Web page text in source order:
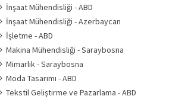
İnşaat Mühendisliği - ABD
İnşaat Mühendisliği - Azerbaycan
İşletme - ABD
Makina Mühendisliği - Saraybosna
Mimarlık - Saraybosna
Moda Tasarımı - ABD
Tekstil Geliştirme ve Pazarlama - ABD